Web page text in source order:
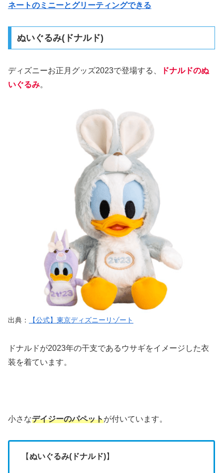
ネートのミニーとグリーティングできる
ぬいぐるみ(ドナルド)
ディズニーお正月グッズ2023で登場する、
ドナルドのぬ
いぐるみ。
出典： 【公式】東京ディズニーリゾート
ドナルドが2023年の干支であるウサギをイメージした衣
装を着ています。
小さなデイジーのパペットが付いています。
【ぬいぐるみ(ドナルド)】